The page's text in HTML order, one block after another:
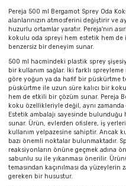
Pereja 500 ml Bergamot Sprey Oda
alanlarınızın atmosferini değiştirir ve
huzurlu ortamlar yaratır. Pereja'nın
kokulu oda spreyi hem estetik hem de
benzersiz bir deneyim sunar.
500 ml hacmindeki plastik sprey
bir kullanım sağlar. İki farklı
göre yoğun ya da hafif bir püskürtme
püskürtme ile uzun süre kalıcı bir
hem de etkili bir çözüm sunar. Pereja
koku özellikleriyle değil, aynı
Estetik ambalajı sayesinde
sunar. Ürün, evlerden ofislere, iş
kullanım yelpazesine sahiptir. Ancak
bazı önemli noktalar bulunmaktadır.
reaksiyonların önüne geçmek adına
sabunlu su ile yıkanması önerilir.
temasından kaçınılması da
gereken bir husustur.